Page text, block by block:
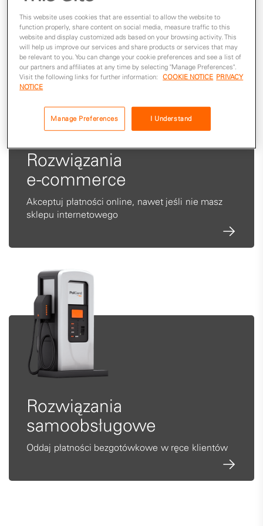
Rozwiązania
e-commerce
Akceptuj płatności online, nawet jeśli nie masz
sklepu internetowego
Rozwiązania
samoobsługowe
Oddaj płatności bezgotówkowe w ręce klientów
This website uses cookies that are essential to allow the website to
function properly, share content on social media, measure traffic to this
website and display customized ads based on your browsing activity. This
will help us improve our services and share products or services that may
be relevant to you. You can change your cookie preferences and see a list of
our partners and affiliates at any time by selecting "Manage Preferences".
Visit the following links for further information:
COOKIE NOTICE PRIVACY
NOTICE
Manage Preferences I Understand